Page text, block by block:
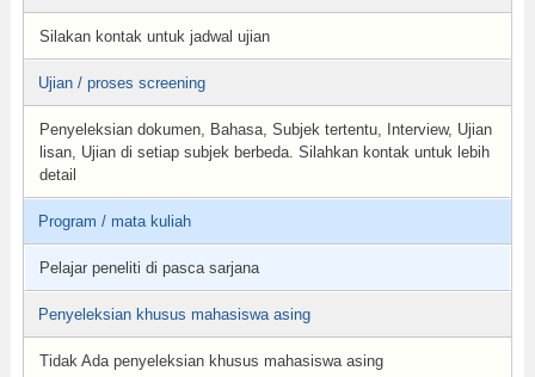
Silakan kontak untuk jadwal ujian
Ujian / proses screening
Penyeleksian dokumen, Bahasa, Subjek tertentu, Interview, Ujian
lisan, Ujian di setiap subjek berbeda. Silahkan kontak untuk lebih
detail
Program / mata kuliah
Pelajar peneliti di pasca sarjana
Penyeleksian khusus mahasiswa asing
Tidak Ada penyeleksian khusus mahasiswa asing